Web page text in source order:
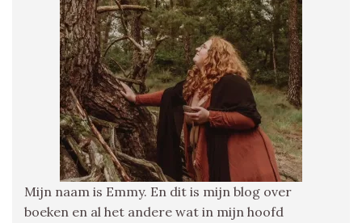
Mijn naam is Emmy. En dit is mijn blog over
boeken en al het andere wat in mijn hoofd